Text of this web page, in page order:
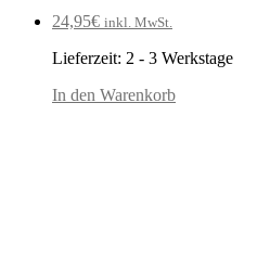
24,95€ inkl. MwSt.
Lieferzeit: 2 - 3 Werkstage
In den Warenkorb